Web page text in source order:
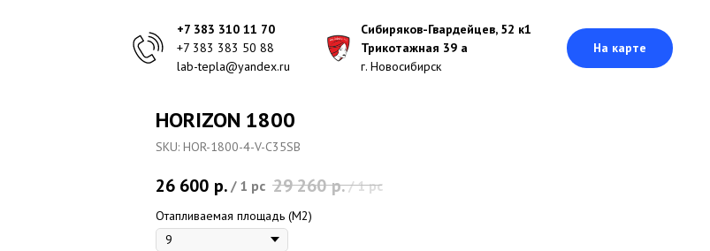
+7 383 310 11 70
+7 383 383 50 88
lab-tepla@yandex.ru
Сибиряков-Гвардейцев, 52 к1
Трикотажная 39 а
г. Новосибирск
На карте
HORIZON 1800
SKU: HOR-1800-4-V-C35SB
26 600 р. / 1 pc 29 260 р./1 pc
Отапливаемая площадь (M2)